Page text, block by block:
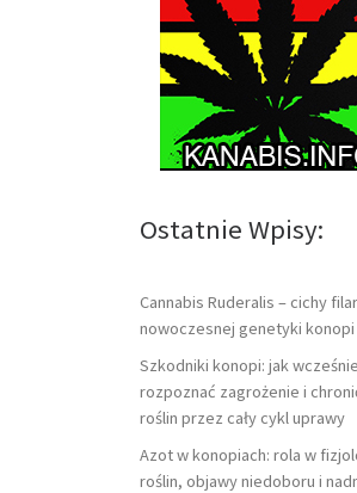
Ostatnie Wpisy:
Cannabis Ruderalis – cichy filar
nowoczesnej genetyki konopi
Szkodniki konopi: jak wcześnie
rozpoznać zagrożenie i
roślin przez cały cykl uprawy
Azot w konopiach: rola w
roślin, objawy niedoboru i